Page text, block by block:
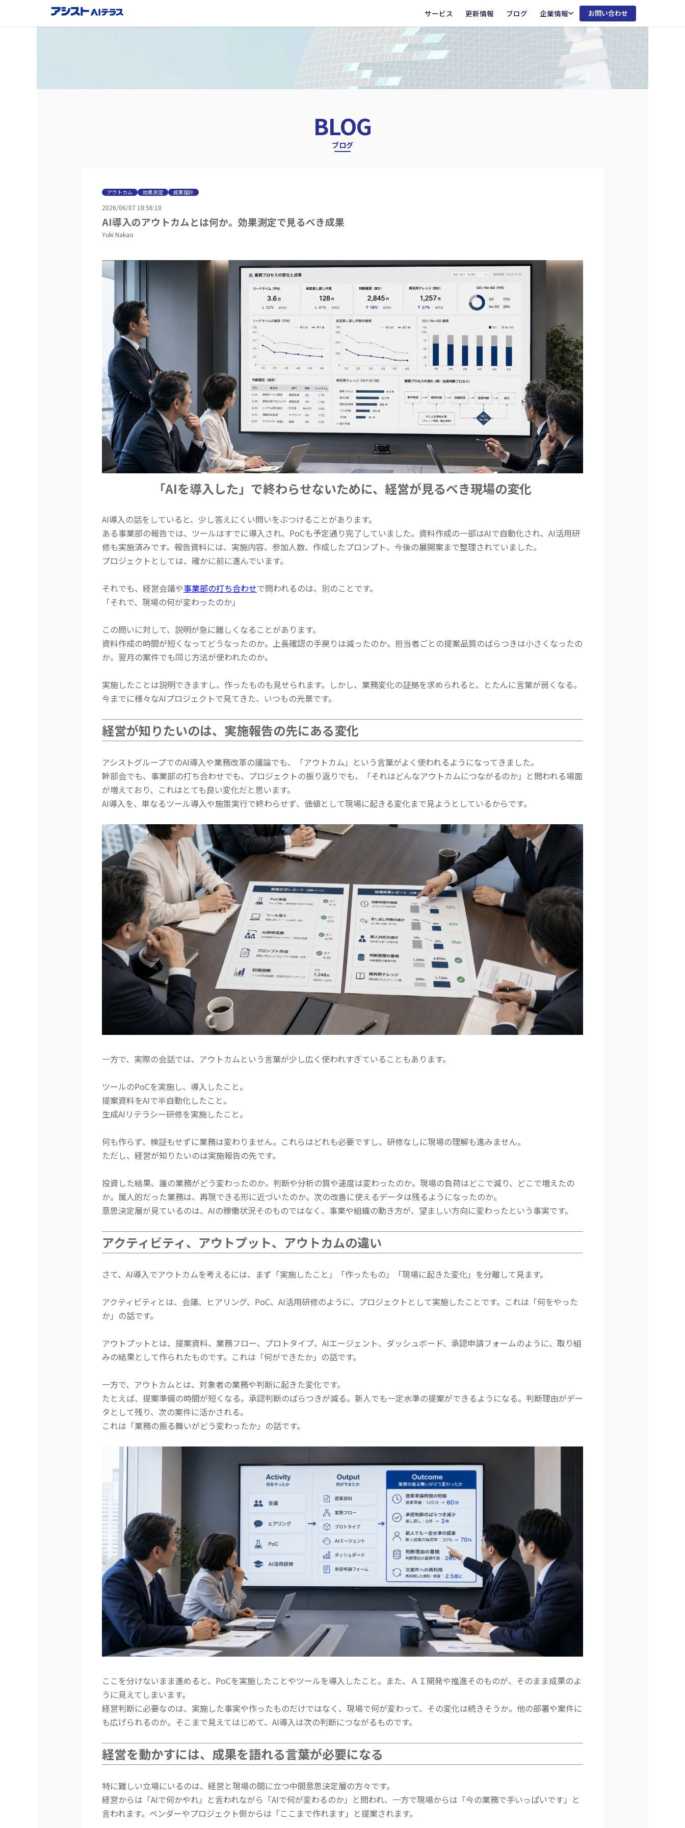
サービス 更新情報 ブログ 企業情報 お問い合わせ
BLOG
ブログ
アウトカム 効果測定 成果設計
2026/06/07 18:56:10
AI導入のアウトカムとは何か。効果測定で見るべき成果
Yuki Nakao
「AIを導入した」で終わらせないために、経営が見るべき現場の変化
AI導入の話をしていると、少し答えにくい問いをぶつけることがあります。
ある事業部の報告では、ツールはすでに導入され、PoCも予定通り完了していました。資料作成の一部はAIで自動化され、AI活用研
修も実施済みです。報告資料には、実施内容、参加人数、作成したプロンプト、今後の展開案まで整理されていました。
プロジェクトとしては、確かに前に進んでいます。
それでも、経営会議や事業部の打ち合わせで問われるのは、別のことです。
「それで、現場の何が変わったのか」
この問いに対して、説明が急に難しくなることがあります。
資料作成の時間が短くなってどうなったのか。上長確認の手戻りは減ったのか。担当者ごとの提案品質のばらつきは小さくなったの
か。翌月の案件でも同じ方法が使われたのか。
実施したことは説明できますし、作ったものも見せられます。 しかし、業務変化の証拠を求められると、とたんに言葉が弱くなる。
今までに様々なAIプロジェクトで見てきた、いつもの光景です。
経営が知りたいのは、実施報告の先にある変化
アシストグループでのAI導入や業務改革の議論でも、「アウトカム」という言葉がよく使われるようになってきました。
幹部会でも、事業部の打ち合わせでも、プロジェクトの振り返りでも、「それはどんなアウトカムにつながるのか」と問われる場面
が増えており、これはとても良い変化だと思います。
AI導入を、単なるツール導入や施策実行で終わらせず、価値として現場に起きる変化まで見ようとしているからです。
一方で、実際の会話では、アウトカムという言葉が少し広く使われすぎていることもあります。
ツールのPoCを実施し、 導入したこと。
提案資料をAIで半自動化したこと。
生成AIリテラシー研修を実施したこと。
何も作らず、検証もせずに業務は変わりません。 これらはどれも必要ですし、研修なしに現場の理解も進みません。
ただし、経営が知りたいのは実施報告の先です。
投資した結果、誰の業務がどう変わったのか。判断や分析の質や速度は変わったのか。現場の負荷はどこで減り、どこで増えたの
か。属人的だった業務は、再現できる形に近づいたのか。次の改善に使えるデータは残るようになったのか。
意思決定層が見ているのは、AIの稼働状況そのものではなく、 事業や組織の動き方が、望ましい方向に変わったという事実です。
アクティビティ、アウトプット、アウトカムの違い
さて、AI導入でアウトカムを考えるには、まず「実施したこと」「作ったもの」「現場に起きた変化」を分離して見ます。
アクティビティとは、会議、ヒアリング、PoC、AI活用研修のように、プロジェクトとして実施したことです。これは「何をやった
か」の話です。
アウトプットとは、提案資料、業務フロー、プロトタイプ、AIエージェント、ダッシュボード、承認申請フォームのように、取り組
みの結果として作られたものです。これは「何ができたか」の話です。
一方で、アウトカムとは、対象者の業務や判断に起きた変化です。
たとえば、提案準備の時間が短くなる。承認判断のばらつきが減る。新人でも一定水準の提案ができるようになる。判断理由がデー
タとして残り、次の案件に活かされる。
これは「業務の振る舞いがどう変わったか」の話です。
ここを分けないまま進めると、PoCを実施したことやツールを導入したこと。また、ＡＩ開発や推進そのものが、そのまま成果のよ
うに見えてしまいます。
経営判断に必要なのは、実施した事実や作ったものだけではなく、現場で何が変わって、その変化は続きそうか。他の部署や案件に
も広げられるのか。そこまで見えてはじめて、AI導入は次の判断につながるものです。
経営を動かすには、成果を語れる言葉が必要になる
特に難しい立場にいるのは、経営と現場の間に立つ中間意思決定層の方々です。
経営からは「AIで何かやれ」と言われながら「AIで何が変わるのか」と問われ、一方で現場からは「今の業務で手いっぱいです」と
言われます。ベンダーやプロジェクト側からは「ここまで作れます」と提案されます。